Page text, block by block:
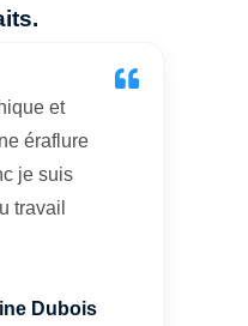
et
éraflure
je suis
travail
Dubois